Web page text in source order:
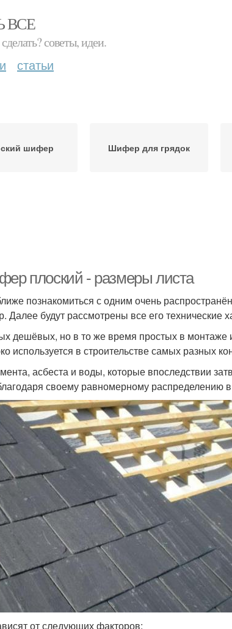
ВСЕ
советы, идеи.
статьи
шифер Шифер для грядок
плоский - размеры листа
познакомиться с одним очень
будут рассмотрены все его технические
дешёвых, но в то же время простых в монтаже
используется в строительстве самых разных
асбеста и воды, которые впоследствии
своему равномерному распределению
от следующих факторов: